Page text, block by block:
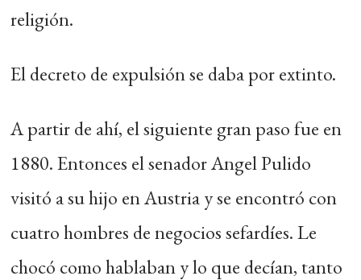
religión.
El decreto de expulsión se daba por extinto.
A partir de ahí, el siguiente gran paso fue en
1880. Entonces el senador Angel Pulido
visitó a su hijo en Austria y se encontró con
cuatro hombres de negocios sefardíes. Le
chocó como hablaban y lo que decían, tanto